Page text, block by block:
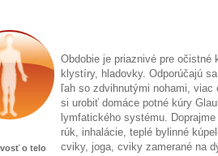
o telo
Obdobie je priaznivé pre očistné
klystíry, hladovky. Odporúčajú
ľah so zdvihnutými nohami, viac
si urobiť domáce potné kúry
lymfatického systému.
rúk, inhalácie, teplé bylinné
cviky, joga, cviky zamerané na